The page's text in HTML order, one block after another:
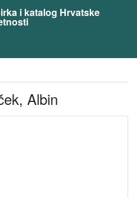
i katalog Hrvatske
Albin